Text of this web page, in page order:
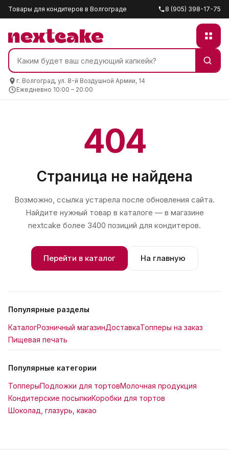
Товары для кондитеров в Волгограде 8 (905) 398-17-75
г. Волгоград, ул. 8-й Воздушной Армии, 14
Ежедневно 10:00 – 20:00
404
Страница не найдена
Возможно, ссылка устарела после обновления сайта.
Найдите нужный товар в каталоге — в магазине
nextcake более 3400 позиций для кондитеров.
Перейти в каталог На главную
Популярные разделы
КаталогРозничный магазинДоставкаТопперы на заказ
Пищевая печать
Популярные категории
ТопперыПодложки для тортовМолочная продукция
Кондитерские посыпкиКоробки для тортов
Шоколад, глазурь, какао